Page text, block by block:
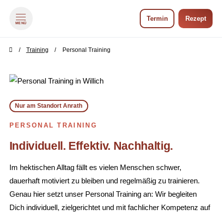
MENÜ
Termin Rezept
zum Inhalt springen
Training Personal Training
Nur am Standort Anrath
PERSONAL TRAINING
Individuell. Effektiv. Nachhaltig.
Im hektischen Alltag fällt es vielen Menschen schwer,
dauerhaft motiviert zu bleiben und regelmäßig zu trainieren.
Genau hier setzt unser Personal Training an: Wir begleiten
Dich individuell, zielgerichtet und mit fachlicher Kompetenz auf